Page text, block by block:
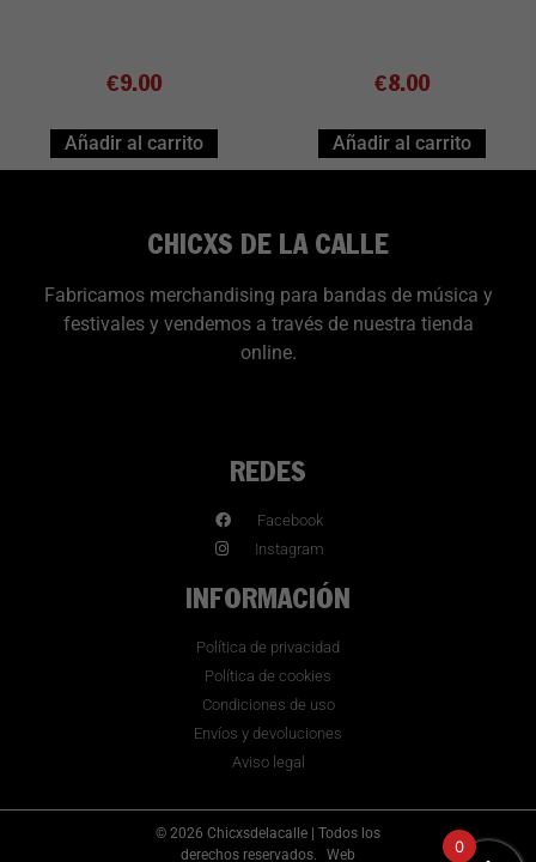
€9.00
Añadir al carrito
€8.00
Añadir al carrito
CHICXS DE LA CALLE
Fabricamos merchandising para bandas de música y
festivales y vendemos a través de nuestra tienda
online.
REDES
Facebook
Instagram
INFORMACIÓN
Política de privacidad
Política de cookies
Condiciones de uso
Envíos y devoluciones
Aviso legal
© 2026 Chicxsdelacalle | Todos los
derechos reservados.
Web 0